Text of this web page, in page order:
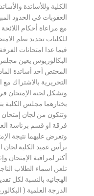
الكلية وللأساتذة
العقوبات في الحدود
مع مراعاة أحكام اللائحة
للكليات تحديد نظم
فيما عدا امتحانات
البكالوريوس يعين
المختص أحد أساتذة
التحريرية بالاشتراك مع
وتشكل لجنة الإمتحان
يختارهما مجلس الكلية
وتتكون من لجان
فرقة او قسم برئاسة
وتعرض عليهما نتيجة
يرأس عميد الكلية
أكثر لمراقبة الإمتحان
تلعن اسماء الطلاب
الهجائيه بالنسبة لكل
الدرجة العلمية (